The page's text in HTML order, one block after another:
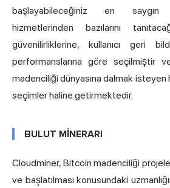
başlayabileceğiniz en
hizmetlerinden bazılarını
güvenilirliklerine, kullanıcı geri
performanslarına göre seçilmiştir
madenciliği dünyasına dalmak
seçimler haline getirmektedir.
BULUT MİNERARI
Cloudminer, Bitcoin madenciliği
ve başlatılması konusundaki